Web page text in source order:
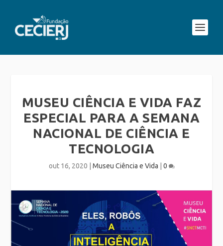
MUSEU CIÊNCIA E VIDA FAZ
ESPECIAL PARA A SEMANA
NACIONAL DE CIÊNCIA E
TECNOLOGIA
out 16, 2020 Museu Ciência e Vida 0